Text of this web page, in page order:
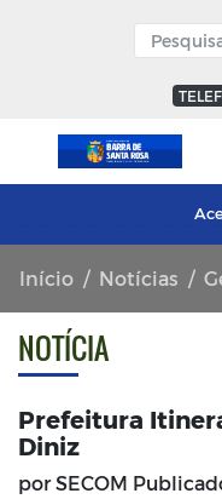
Início Notícias
NOTÍCIA
Prefeitura
Diniz
por SECOM